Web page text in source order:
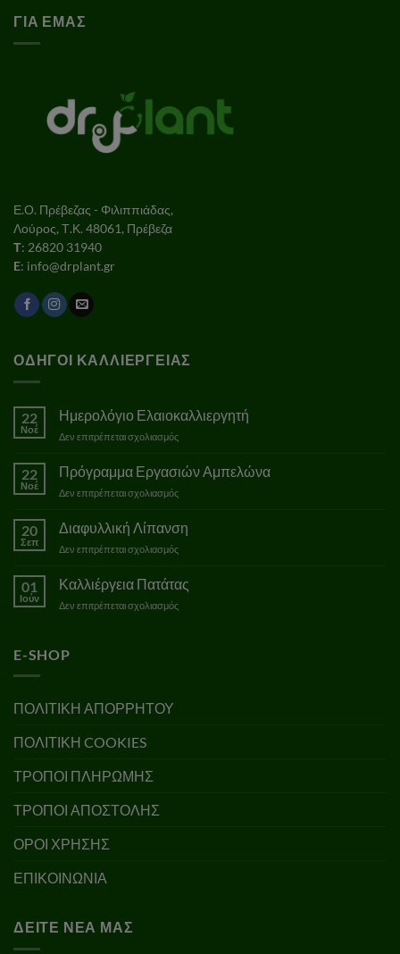
ΓΙΑ ΕΜΑΣ
Ε.Ο. Πρέβεζας - Φιλιππιάδας,
Λούρος, Τ.Κ. 48061, Πρέβεζα
Τ: 26820 31940
E: info@drplant.gr
ΟΔΗΓΟΙ ΚΑΛΛΙΕΡΓΕΙΑΣ
22
Νοέ
Ημερολόγιο Ελαιοκαλλιεργητή
Δεν επιτρέπεται σχολιασμόςστο
Ελαιοκαλλιεργητή
22
Νοέ
Πρόγραμμα Εργασιών Αμπελώνα
Δεν επιτρέπεται σχολιασμόςστο
Αμπελώνα
20
Σεπ
Διαφυλλική Λίπανση
Δεν επιτρέπεται σχολιασμόςστο
01
Ιούν
Καλλιέργεια Πατάτας
Δεν επιτρέπεται σχολιασμόςστο
E-SHOP
ΠΟΛΙΤΙΚΗ ΑΠΟΡΡΗΤΟΥ
ΠΟΛΙΤΙΚΗ COOKIES
ΤΡΟΠΟΙ ΠΛΗΡΩΜΗΣ
ΤΡΟΠΟΙ ΑΠΟΣΤΟΛΗΣ
ΟΡΟΙ ΧΡΗΣΗΣ
ΕΠΙΚΟΙΝΩΝΙΑ
ΔΕΊΤΕ ΝΈΑ ΜΑΣ